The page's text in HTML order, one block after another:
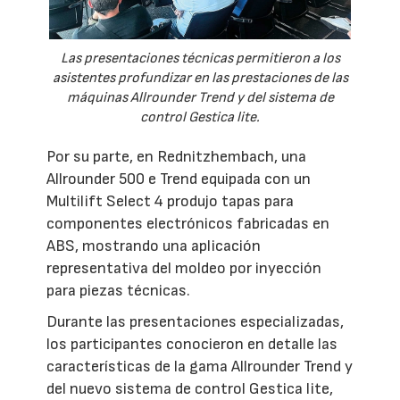
Las presentaciones técnicas permitieron a los
asistentes profundizar en las prestaciones de las
máquinas Allrounder Trend y del sistema de
control Gestica lite.
Por su parte, en Rednitzhembach, una
Allrounder 500 e Trend equipada con un
Multilift Select 4 produjo tapas para
componentes electrónicos fabricadas en
ABS, mostrando una aplicación
representativa del moldeo por inyección
para piezas técnicas.
Durante las presentaciones especializadas,
los participantes conocieron en detalle las
características de la gama Allrounder Trend y
del nuevo sistema de control Gestica lite,